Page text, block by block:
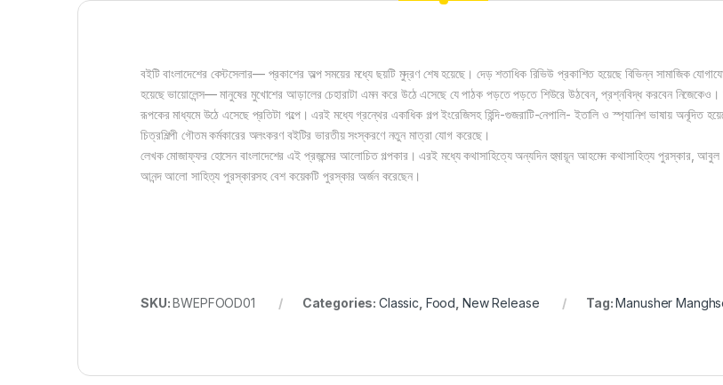
বইটি বাংলাদেশের বেস্টসেলার— প্রকাশের অল্প সময়ের মধ্যে ছয়টি মুদ্রণ শেষ হয়েছে। দেড় শতাধিক রিভিউ প্রকাশিত হয়েছে বিভিন্ন সামাজিক
হয়েছে ভায়োলেন্স— মানুষের মুখোশের আড়ালের চেহারাটা এমন করে উঠে এসেছে যে পাঠক পড়তে পড়তে শিউরে উঠবেন, প্রশ্নবিদ্ধ করবেন নিজেকেও।
রূপকের মাধ্যমে উঠে এসেছে প্রতিটা গল্পে। এরই মধ্যে গ্রন্থের একাধিক গল্প ইংরেজিসহ হিন্দি-গুজরাটি-নেপালি- ইতালি ও স্প্যানিশ ভাষায় অনূদিত
চিত্রশিল্পী গৌতম কর্মকারের অলংকরণ বইটির ভারতীয় সংস্করণে নতুন মাত্রা যোগ করেছে।
লেখক মোজাফ্‌ফর হোসেন বাংলাদেশের এই প্রজন্মের আলোচিত গল্পকার। এরই মধ্যে কথাসাহিত্যে অন্যদিন হুমায়ূন আহমেদ কথাসাহিত্য পুরস্কার,
আনন্দ আলো সাহিত্য পুরস্কারসহ বেশ কয়েকটি পুরস্কার অর্জন করেছেন।
SKU:BWEPFOOD01 Categories: Classic Food New Release Tag:Manusher